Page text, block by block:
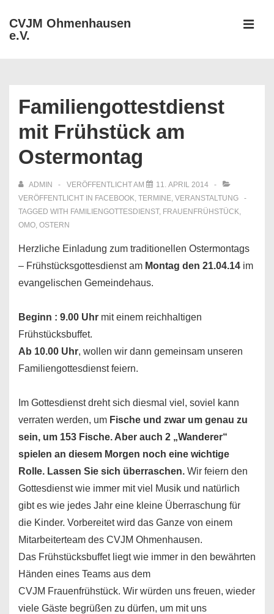
Zum
Inhalt
CVJM Ohmenhausen
e.V.
Familiengottestdienst
mit Frühstück am
Ostermontag
ADMIN VERÖFFENTLICHT AM
11. APRIL 2014
VERÖFFENTLICHT IN FACEBOOK, TERMINE, VERANSTALTUNG
TAGGED WITH FAMILIENGOTTESDIENST, FRAUENFRÜHSTÜCK,
OMO, OSTERN
Herzliche Einladung zum traditionellen Ostermontags
– Frühstücksgottesdienst am Montag den 21.04.14 im
evangelischen Gemeindehaus.
Beginn : 9.00 Uhr mit einem reichhaltigen
Frühstücksbuffet.
Ab 10.00 Uhr, wollen wir dann gemeinsam unseren
Familiengottesdienst feiern.
Im Gottesdienst dreht sich diesmal viel, soviel kann
verraten werden, um Fische und zwar um genau zu
sein, um 153 Fische. Aber auch 2 „Wanderer“
spielen an diesem Morgen noch eine wichtige
Rolle. Lassen Sie sich überraschen. Wir feiern den
Gottesdienst wie immer mit viel Musik und natürlich
gibt es wie jedes Jahr eine kleine Überraschung für
die Kinder. Vorbereitet wird das Ganze von einem
Mitarbeiterteam des CVJM Ohmenhausen.
Das Frühstücksbuffet liegt wie immer in den bewährten
Händen eines Teams aus dem
CVJM Frauenfrühstück. Wir würden uns freuen, wieder
viele Gäste begrüßen zu dürfen, um mit uns